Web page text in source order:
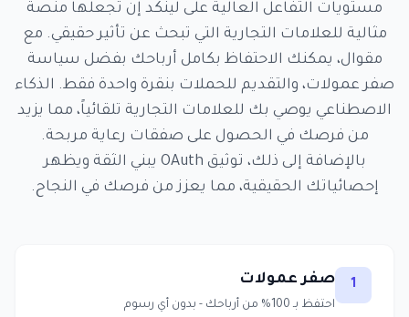
مستويات التفاعل العالية على لينكد إن تجعلها منصة
مثالية للعلامات التجارية التي تبحث عن تأثير حقيقي. مع
مقوال، يمكنك الاحتفاظ بكامل أرباحك بفضل سياسة
صفر عمولات، والتقديم للحملات بنقرة واحدة فقط. الذكاء
الاصطناعي يوصي بك للعلامات التجارية تلقائياً، مما يزيد
من فرصك في الحصول على صفقات رعاية مربحة.
بالإضافة إلى ذلك، توثيق OAuth يبني الثقة ويظهر
إحصائياتك الحقيقية، مما يعزز من فرصك في النجاح.
1 صفر عمولات
احتفظ بـ 100% من أرباحك - بدون أي رسوم